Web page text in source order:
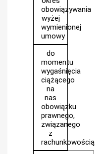
obowiązywania
wyżej
wymienionej
umowy
do
momentu
wygaśnięcia
ciążącego
na
nas
obowiązku
prawnego,
związanego
z
rachunkowością